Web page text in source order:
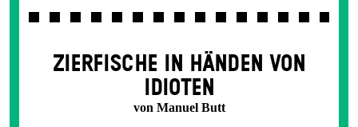
ZIER­FISCHE IN HÄNDEN VON
IDIOTEN
von Manuel Butt